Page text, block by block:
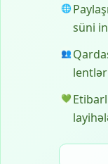
🌐
süni
👥
💚